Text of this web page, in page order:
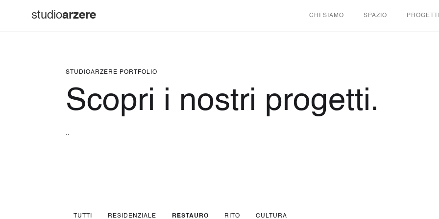
studioarzere CHI SIAMO SPAZIO PROGETTI
STUDIOARZERE PORTFOLIO
Scopri i nostri progetti.
..
TUTTI RESIDENZIALE RESTAURO RITO CULTURA